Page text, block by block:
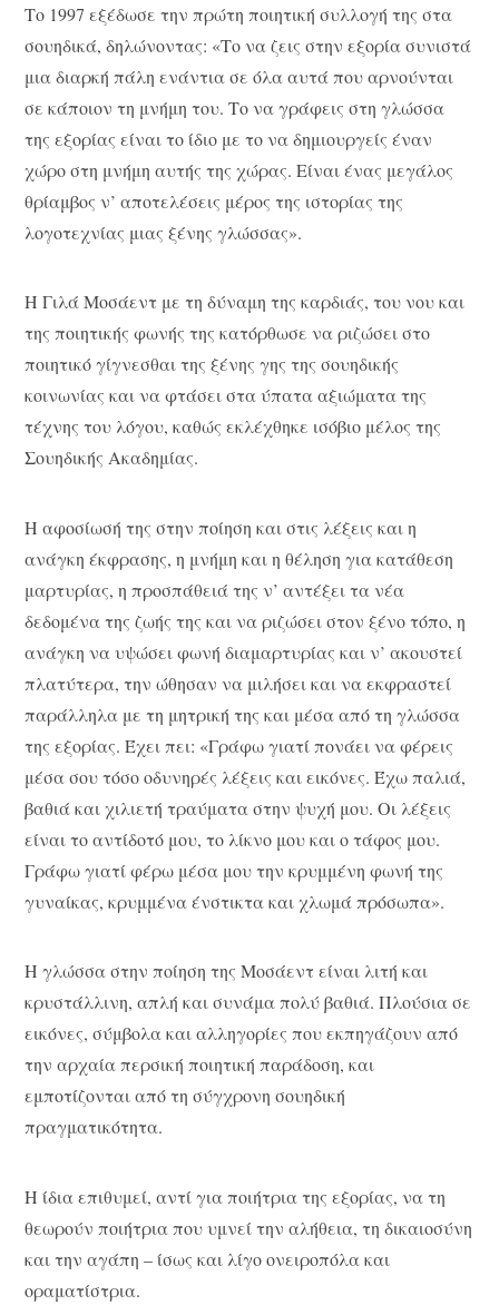
Το 1997 εξέδωσε την πρώτη ποιητική συλλογή της στα
σουηδικά, δηλώνοντας: «Το να ζεις στην εξορία συνιστά
μια διαρκή πάλη ενάντια σε όλα αυτά που αρνούνται
σε κάποιον τη μνήμη του. Το να γράφεις στη γλώσσα
της εξορίας είναι το ίδιο με το να δημιουργείς έναν
χώρο στη μνήμη αυτής της χώρας. Είναι ένας μεγάλος
θρίαμβος ν’ αποτελέσεις μέρος της ιστορίας της
λογοτεχνίας μιας ξένης γλώσσας».
H Γιλά Μοσάεντ με τη δύναμη της καρδιάς, του νου και
της ποιητικής φωνής της κατόρθωσε να ριζώσει στο
ποιητικό γίγνεσθαι της ξένης γης της σουηδικής
κοινωνίας και να φτάσει στα ύπατα αξιώματα της
τέχνης του λόγου, καθώς εκλέχθηκε ισόβιο μέλος της
Σουηδικής Ακαδημίας.
Η αφοσίωσή της στην ποίηση και στις λέξεις και η
ανάγκη έκφρασης, η μνήμη και η θέληση για κατάθεση
μαρτυρίας, η προσπάθειά της ν’ αντέξει τα νέα
δεδομένα της ζωής της και να ριζώσει στον ξένο τόπο, η
ανάγκη να υψώσει φωνή διαμαρτυρίας και ν’ ακουστεί
πλατύτερα, την ώθησαν να μιλήσει και να εκφραστεί
παράλληλα με τη μητρική της και μέσα από τη γλώσσα
της εξορίας. Έχει πει: «Γράφω γιατί πονάει να φέρεις
μέσα σου τόσο οδυνηρές λέξεις και εικόνες. Έχω παλιά,
βαθιά και χιλιετή τραύματα στην ψυχή μου. Οι λέξεις
είναι το αντίδοτό μου, το λίκνο μου και ο τάφος μου.
Γράφω γιατί φέρω μέσα μου την κρυμμένη φωνή της
γυναίκας, κρυμμένα ένστικτα και χλωμά πρόσωπα».
Η γλώσσα στην ποίηση της Μοσάεντ είναι λιτή και
κρυστάλλινη, απλή και συνάμα πολύ βαθιά. Πλούσια σε
εικόνες, σύμβολα και αλληγορίες που εκπηγάζουν από
την αρχαία περσική ποιητική παράδοση, και
εμποτίζονται από τη σύγχρονη σουηδική
πραγματικότητα.
Η ίδια επιθυμεί, αντί για ποιήτρια της εξορίας, να τη
θεωρούν ποιήτρια που υμνεί την αλήθεια, τη δικαιοσύνη
και την αγάπη – ίσως και λίγο ονειροπόλα και
οραματίστρια.